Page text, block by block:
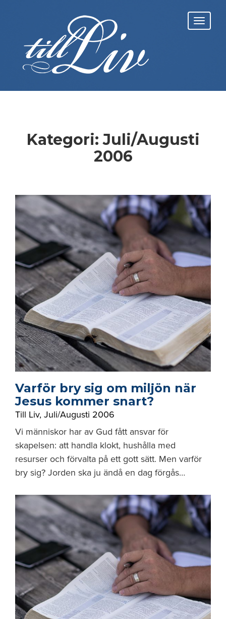
Kategori:Juli/Augusti
2006
Varför bry sig om miljön när
Jesus kommer snart?
Till Liv, Juli/Augusti 2006
Vi människor har av Gud fått ansvar för
skapelsen: att handla klokt, hushålla med
resurser och förvalta på ett gott sätt. Men varför
bry sig? Jorden ska ju ändå en dag förgås…